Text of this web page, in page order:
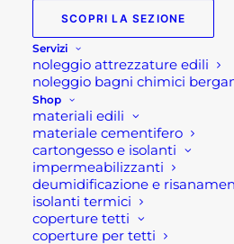
SCOPRI LA SEZIONE
Servizi
noleggio attrezzature edili
noleggio bagni chimici
Shop
materiali edili
materiale cementifero
cartongesso e isolanti
impermeabilizzanti
deumidificazione e
isolanti termici
coperture tetti
coperture per tetti
Scarpe
e attenzioni
Scarpe
Cura e
Ecco una breve guida